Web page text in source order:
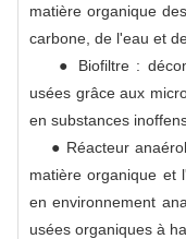
matière organique
carbone, de l'eau et
● Biofiltre :
usées grâce aux
en substances
● Réacteur
matière organique et
en environnement
usées organiques à